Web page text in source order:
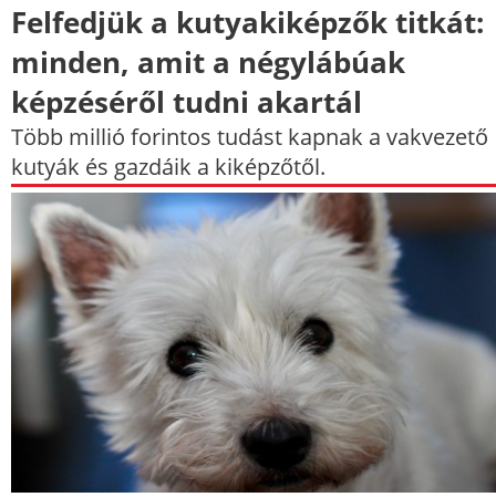
Felfedjük a kutyakiképzők titkát:
minden, amit a négylábúak
képzéséről tudni akartál
Több millió forintos tudást kapnak a vakvezető
kutyák és gazdáik a kiképzőtől.